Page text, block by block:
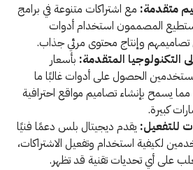
متقدمة: مع اشتراكات متنوعة في برامج
يستطيع المصممون استخدام أدوات
وإنتاج محتوى مرئي جذاب.
التكنولوجيا المتقدمة: بأسعار
الحصول على أدوات غالبًا ما
يسمح بإنشاء تصاميم مواقع احترافية
كبيرة.
للتفعيل: يقدم ديجيتال بلس دعمًا فنيًا
لكيفية استخدام وتفعيل الاشتراكات،
على أي تحديات تقنية قد تظهر.